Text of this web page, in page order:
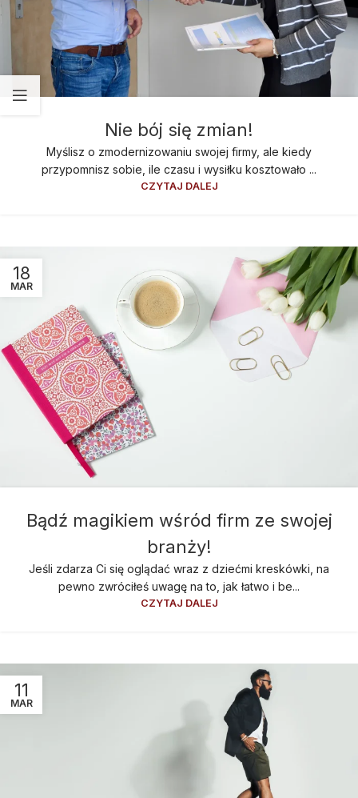
Nie bój się zmian!
Myślisz o zmodernizowaniu swojej firmy, ale kiedy
przypomnisz sobie, ile czasu i wysiłku kosztowało ...
CZYTAJ DALEJ
18
MAR
Bądź magikiem wśród firm ze swojej
branży!
Jeśli zdarza Ci się oglądać wraz z dziećmi kreskówki, na
pewno zwróciłeś uwagę na to, jak łatwo i be...
CZYTAJ DALEJ
11
MAR